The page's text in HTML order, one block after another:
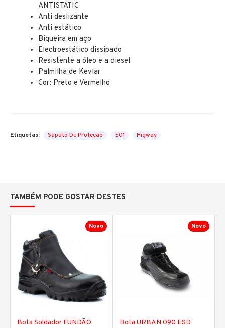
ANTISTATIC
Anti deslizante
Anti estático
Biqueira em aço
Electroestático dissipado
Resistente a óleo e a diesel
Palmilha de Kevlar
Cor: Preto e Vermelho
Etiquetas: Sapato De Proteção E01 Higway
TAMBÉM PODE GOSTAR DESTES
Novo
Bota Soldador FUNDÃO
Novo
Bota URBAN 090 ESD